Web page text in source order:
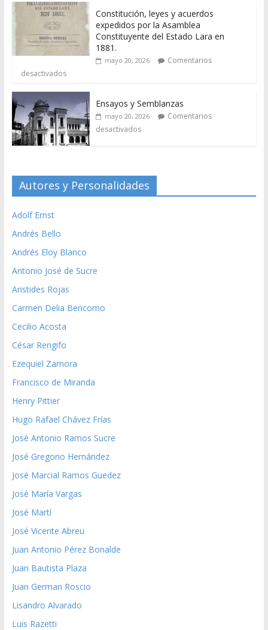
Constitución, leyes y acuerdos
expedidos por la Asamblea
Constituyente del Estado Lara en
1881.
mayo 20, 2026
Comentarios
desactivados
Ensayos y Semblanzas
mayo 20, 2026
Comentarios
desactivados
Autores y Personalidades
Adolf Ernst
Andrés Bello
Andrés Eloy Blanco
Antonio José de Sucre
Aristides Rojas
Carmen Delia Bencomo
Cecilio Acosta
César Rengifo
Ezequiel Zamora
Francisco de Miranda
Henry Pittier
Hugo Rafael Chávez Frías
José Antonio Ramos Sucre
José Gregorio Hernández
José Marcial Ramos Guedez
José María Vargas
José Martí
José Vicente Abreu
Juan Antonio Pérez Bonalde
Juan Bautista Plaza
Juan German Roscio
Lisandro Alvarado
Luis Razetti